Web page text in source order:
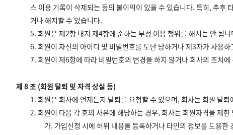
스 이용 기록이 삭제되는 등의 불이익이 있을 수 있습니다. 특히, 추후
거나 해지할 수 있습니다.
5. 회원은 제2항 내지 제4항에 준하는 부정 이용 행위를 해서는 안 됩니
6. 회원이 자신의 아이디 및 비밀번호를 도난 당하거나 제3자가 사용
7. 회원이 제6항에 따라 비밀번호의 변경을 하지 않거나 회사의 조치
제 8 조 (회원 탈퇴 및 자격 상실 등)
1. 회원은 회사에 언제든지 탈퇴를 요청할 수 있으며, 회사는 회원 탈
2. 회원이 다음 각 호의 사유에 해당하는 경우, 회사는 회원자격을 제한
가. 가입신청 시에 허위 내용을 등록하거나 타인의 정보를 도용